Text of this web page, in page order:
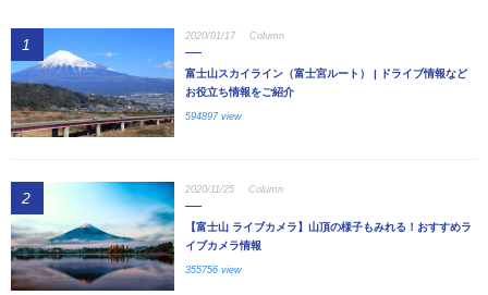
1 2020/01/17 Column
富士山スカイライン（富士宮ルート） | ドライブ情報など
お役立ち情報をご紹介
594897 view
2 2020/11/25 Column
【富士山 ライブカメラ】山頂の様子もみれる！おすすめラ
イブカメラ情報
355756 view